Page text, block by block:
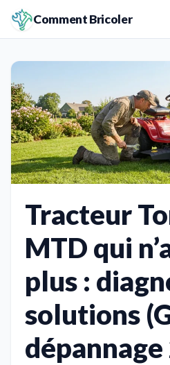
Comment Bricoler
Tracteur
MTD qui
plus :
solutions
dépannage